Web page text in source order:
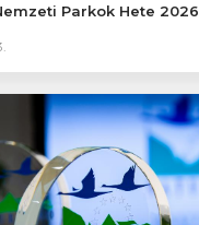
Parkok Hete 2026